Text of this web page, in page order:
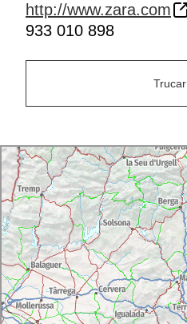
http://www.zara.com
933 010 898
Trucar